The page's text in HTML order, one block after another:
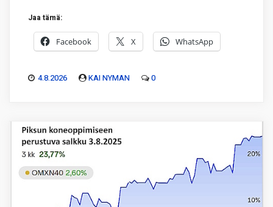
Jaa tämä:
Facebook X WhatsApp
4.8.2026 KAI NYMAN 0